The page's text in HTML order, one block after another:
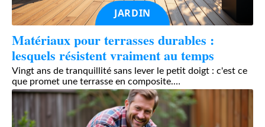
JARDIN
Matériaux pour terrasses durables :
lesquels résistent vraiment au temps
Vingt ans de tranquillité sans lever le petit doigt : c'est ce
que promet une terrasse en composite.…